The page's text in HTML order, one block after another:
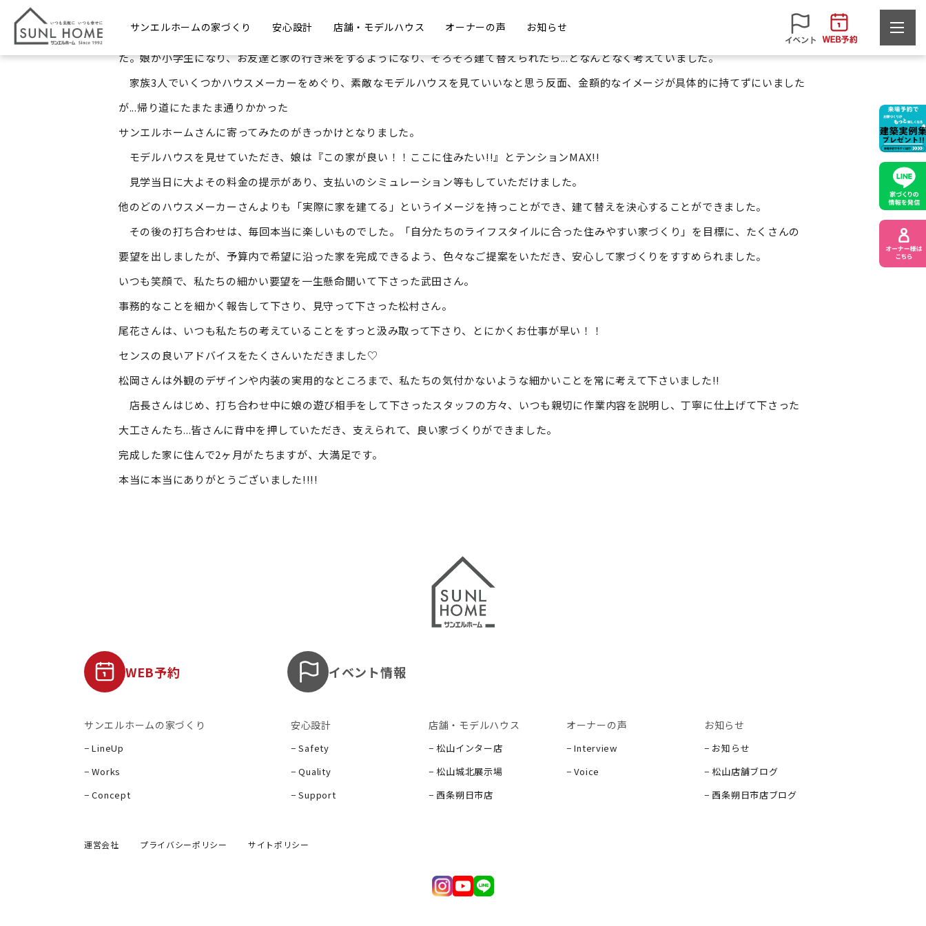
サンエルホームの家づくり 安心設計 店舗・モデルハウス オーナーの声 お知らせ
今まで住んでいた家は昔祖父母が建てたもので、うまく使いこなせていない部屋があったり、夏の暑さや冬の寒さを強く感じるものでし
た。娘が小学生になり、お友達と家の行き来をするようになり、そろそろ建て替えられたら...となんとなく考えていました。
家族3人でいくつかハウスメーカーをめぐり、素敵なモデルハウスを見ていいなと思う反面、金額的なイメージが具体的に持てずにいました
が...帰り道にたまたま通りかかった
サンエルホームさんに寄ってみたのがきっかけとなりました。
モデルハウスを見せていただき、娘は『この家が良い！！ここに住みたい!!』とテンションMAX!!
見学当日に大よその料金の提示があり、支払いのシミュレーション等もしていただけました。
他のどのハウスメーカーさんよりも「実際に家を建てる」というイメージを持っことができ、建て替えを決心することができました。
その後の打ち合わせは、毎回本当に楽しいものでした。「自分たちのライフスタイルに合った住みやすい家づくり」を目標に、たくさんの
要望を出しましたが、予算内で希望に沿った家を完成できるよう、色々なご提案をいただき、安心して家づくりをすすめられました。
いつも笑顔で、私たちの細かい要望を一生懸命聞いて下さった武田さん。
事務的なことを細かく報告して下さり、見守って下さった松村さん。
尾花さんは、いつも私たちの考えていることをすっと汲み取って下さり、とにかくお仕事が早い！！
センスの良いアドバイスをたくさんいただきました♡
松岡さんは外観のデザインや内装の実用的なところまで、私たちの気付かないような細かいことを常に考えて下さいました!!
店長さんはじめ、打ち合わせ中に娘の遊び相手をして下さったスタッフの方々、いつも親切に作業内容を説明し、丁寧に仕上げて下さった
大工さんたち...皆さんに背中を押していただき、支えられて、良い家づくりができました。
完成した家に住んで2ヶ月がたちますが、大満足です。
本当に本当にありがとうございました!!!!
WEB予約 イベント情報
サンエルホームの家づくり
− LineUp
− Works
− Concept
安心設計
− Safety
− Quality
− Support
店舗・モデルハウス
− 松山インター店
− 松山城北展示場
− 西条朔日市店
オーナーの声
− Interview
− Voice
お知らせ
− お知らせ
− 松山店舗ブログ
− 西条朔日市店ブログ
運営会社 プライバシーポリシー サイトポリシー